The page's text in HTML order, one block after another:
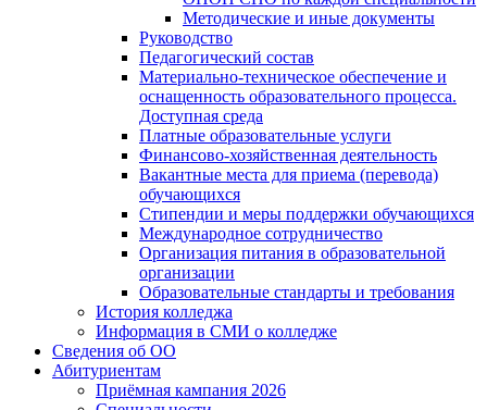
Методические и иные документы
Руководство
Педагогический состав
Материально-техническое обеспечение и
оснащенность образовательного процесса.
Доступная среда
Платные образовательные услуги
Финансово-хозяйственная деятельность
Вакантные места для приема (перевода)
обучающихся
Стипендии и меры поддержки обучающихся
Международное сотрудничество
Организация питания в образовательной
организации
Образовательные стандарты и требования
История колледжа
Информация в СМИ о колледже
Сведения об ОО
Абитуриентам
Приёмная кампания 2026